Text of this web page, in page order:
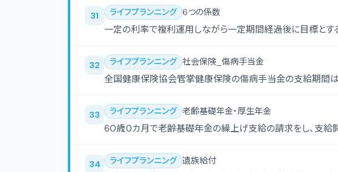
31 ライフプランニング 6つの係数
一定の利率で複利運用しながら一定期間経過後に目標とす
32 ライフプランニング 社会保険_傷病手当金
全国健康保険協会管掌健康保険の傷病手当金の支給期間は
33 ライフプランニング 老齢基礎年金・厚生年金
60歳０カ月で老齢基礎年金の繰上げ支給の請求をし、支給
34 ライフプランニング 遺族給付